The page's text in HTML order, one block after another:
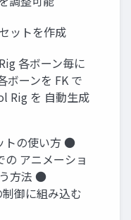
ットを作成
各ボーン毎に
ーンを FK で
Rig を 自動生成
トの使い方 ●
アニメーショ
方法 ●
御に組み込む